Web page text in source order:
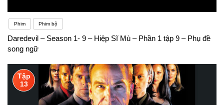
Phim Phim bộ
Daredevil – Season 1- 9 – Hiệp Sĩ Mù – Phần 1 tập 9 – Phụ đề
song ngữ
Tập
13